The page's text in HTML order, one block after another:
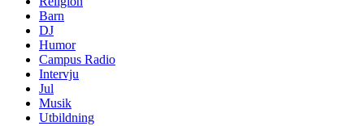
Barn
DJ
Humor
Campus Radio
Intervju
Jul
Musik
Utbildning